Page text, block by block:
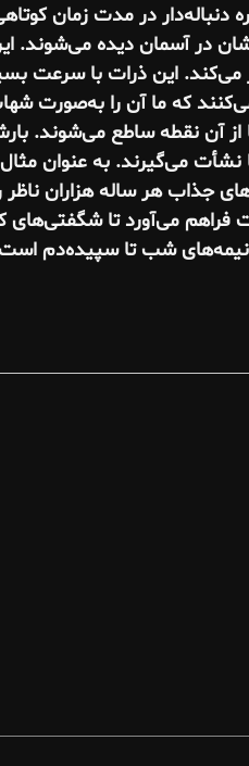
در مدت زمان
در آسمان دیده می‌شوند.
می‌کند. این ذرات با سرعت
که ما آن را به‌صورت
آن نقطه ساطع می‌شوند.
می‌گیرند. به‌ عنوان
هر ساله هزاران ناظر
می‌آورد تا شگفتی‌های
شب تا سپیده‌دم